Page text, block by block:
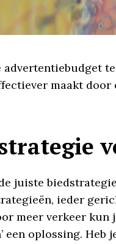
maakt door
juiste
ieder
meer verkeer
een oplossing.